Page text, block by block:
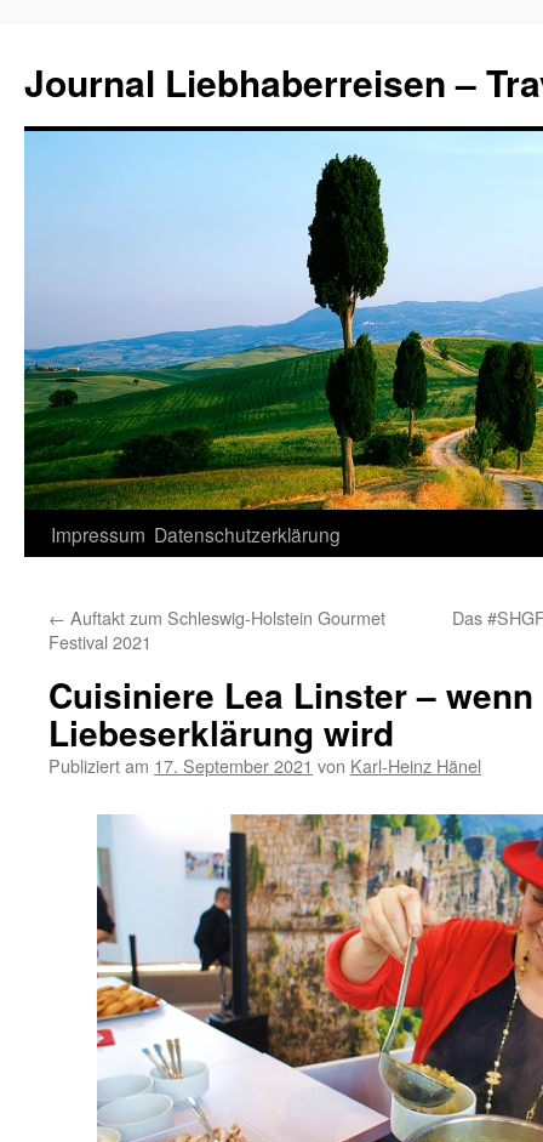
Journal Liebhaberreisen –
Zum
springen
Impressum Datenschutzerklärung
← Auftakt zum Schleswig-Holstein Gourmet
Festival 2021
Das
Cuisiniere Lea Linster –
Liebeserklärung wird
Publiziert am 17. September 2021 von Karl-Heinz Hänel